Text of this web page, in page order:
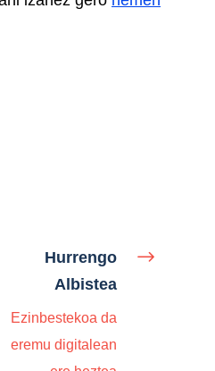
Hurrengo
Albistea
Ezinbestekoa da
eremu digitalean